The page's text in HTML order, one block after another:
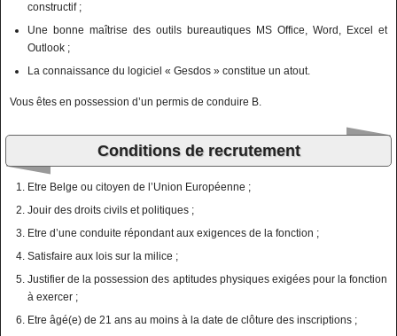
constructif ;
Une bonne maîtrise des outils bureautiques MS Office, Word, Excel et
Outlook ;
La connaissance du logiciel « Gesdos » constitue un atout.
Vous êtes en possession d’un permis de conduire B.
Conditions de recrutement
Etre Belge ou citoyen de l’Union Européenne ;
Jouir des droits civils et politiques ;
Etre d’une conduite répondant aux exigences de la fonction ;
Satisfaire aux lois sur la milice ;
Justifier de la possession des aptitudes physiques exigées pour la fonction
à exercer ;
Etre âgé(e) de 21 ans au moins à la date de clôture des inscriptions ;